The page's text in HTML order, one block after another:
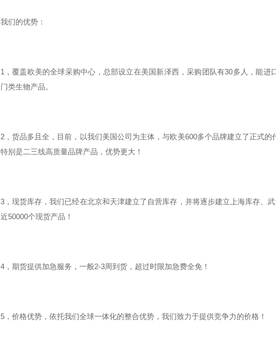
我们的优势：
1，覆盖欧美的全球采购中心，总部设立在美国新泽西，采购团队有30多人，能进
门类生物产品。
2，货品多且全，目前，以我们美国公司为主体，与欧美600多个品牌建立了正式的
特别是二三线高质量品牌产品，优势更大！
3，现货库存，我们已经在北京和天津建立了自营库存，并将逐步建立上海库存、
近50000个现货产品！
4，期货提供加急服务，一般2-3周到货，超过时限加急费全免！
5，价格优势，依托我们全球一体化的整合优势，我们致力于提供竞争力的价格！